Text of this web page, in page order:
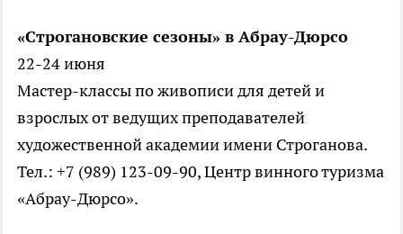
«Строгановские сезоны» в Абрау-Дюрсо
22-24 июня
Мастер-классы по живописи для детей и
взрослых от ведущих преподавателей
художественной академии имени Строганова.
Тел.: +7 (989) 123-09-90, Центр винного туризма
«Абрау-Дюрсо».